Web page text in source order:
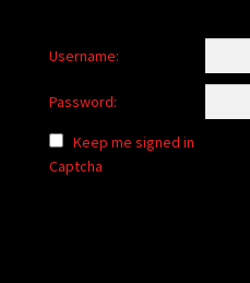
Username:
Password:
Keep me signed in
Captcha